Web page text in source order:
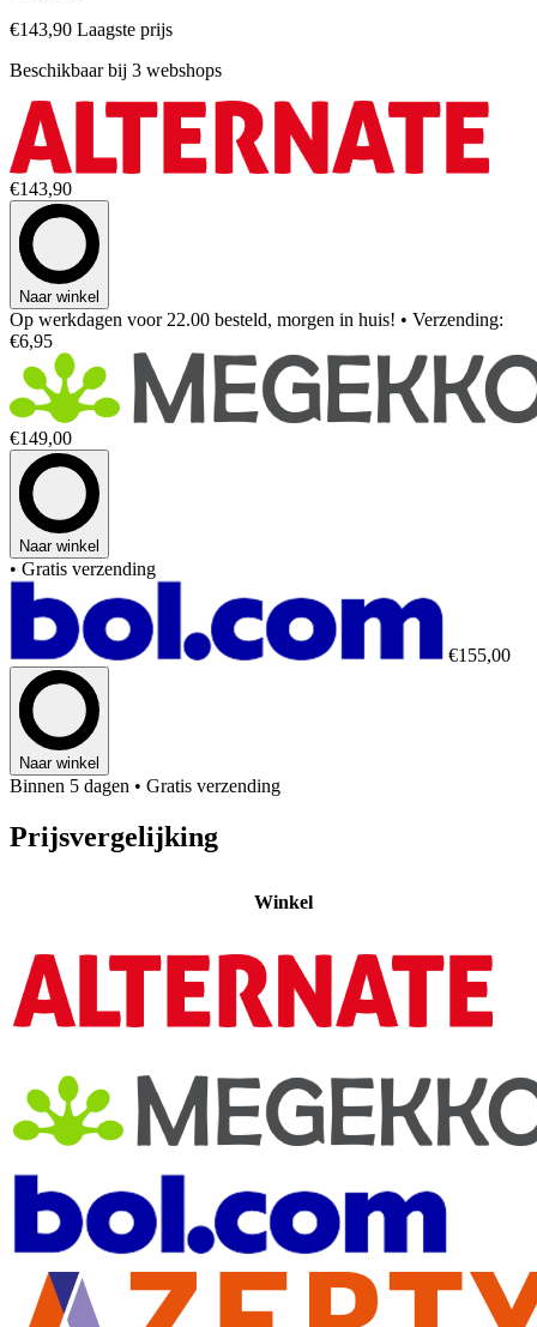
€143,90 Laagste prijs
Beschikbaar bij 3 webshops
€143,90
Naar winkel
Op werkdagen voor 22.00 besteld, morgen in huis! • Verzending:
€6,95
€149,00
Naar winkel
• Gratis verzending
€155,00
Naar winkel
Binnen 5 dagen • Gratis verzending
Prijsvergelijking
Winkel